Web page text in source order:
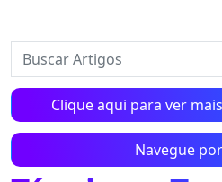
Clique aqui para ver
Navegue